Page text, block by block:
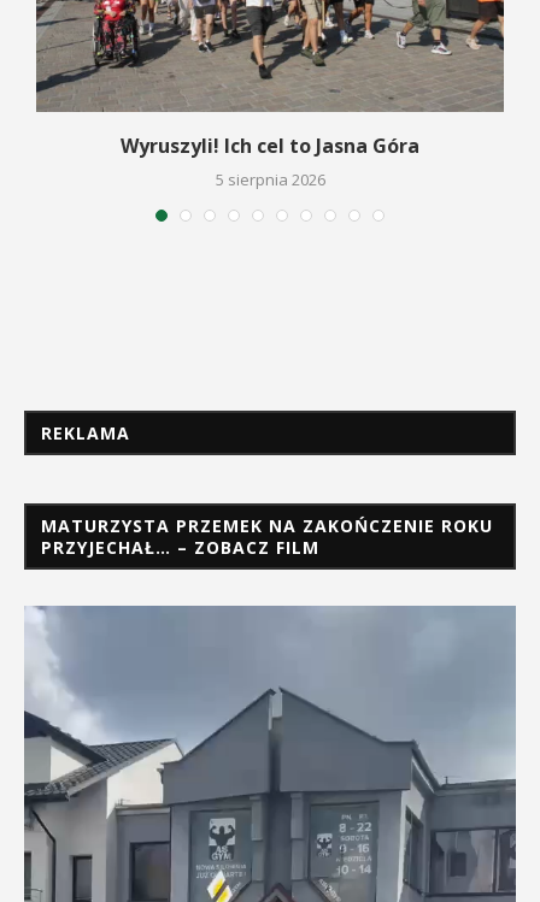
Wyruszyli! Ich cel to Jasna Góra
5 sierpnia 2026
REKLAMA
MATURZYSTA PRZEMEK NA ZAKOŃCZENIE ROKU
PRZYJECHAŁ… – ZOBACZ FILM
Odtwarzacz